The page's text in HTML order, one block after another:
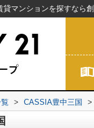
> CASSIA豊中三国 >